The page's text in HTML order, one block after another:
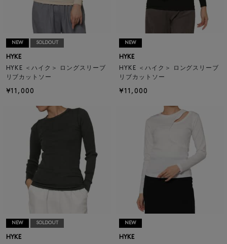
NEW SOLDOUT
HYKE
HYKE ＜ハイク＞ ロングスリーブ
リブカットソー
¥11,000
NEW
HYKE
HYKE ＜ハイク＞ ロングスリーブ
リブカットソー
¥11,000
NEW SOLDOUT
HYKE
NEW
HYKE